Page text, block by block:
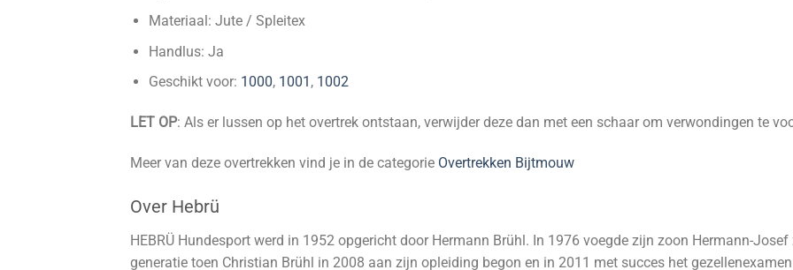
Materiaal: Jute / Spleitex
Handlus: Ja
Geschikt voor: 1000, 1001 , 1002
LET OP: Als er lussen op het overtrek ontstaan, verwijder deze dan met een schaar om verwondingen te
Meer van deze overtrekken vind je in de categorie Overtrekken Bijtmouw
Over Hebrü
HEBRÜ Hundesport werd in 1952 opgericht door Hermann Brühl. In 1976 voegde zijn zoon Hermann-
generatie toen Christian Brühl in 2008 aan zijn opleiding begon en in 2011 met succes het